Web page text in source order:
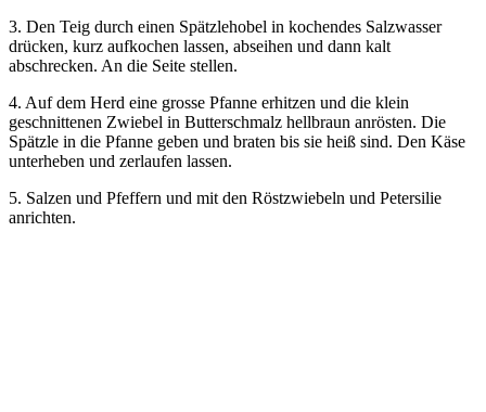
3. Den Teig durch einen Spätzlehobel in kochendes Salzwasser
drücken, kurz aufkochen lassen, abseihen und dann kalt
abschrecken. An die Seite stellen.
4. Auf dem Herd eine grosse Pfanne erhitzen und die klein
geschnittenen Zwiebel in Butterschmalz hellbraun anrösten. Die
Spätzle in die Pfanne geben und braten bis sie heiß sind. Den Käse
unterheben und zerlaufen lassen.
5. Salzen und Pfeffern und mit den Röstzwiebeln und Petersilie
anrichten.